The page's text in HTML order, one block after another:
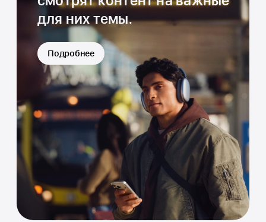
для них темы.
Подробнее